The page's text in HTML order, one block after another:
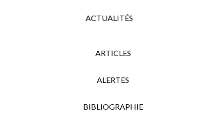
ACTUALITÉS
ARTICLES
ALERTES
BIBLIOGRAPHIE